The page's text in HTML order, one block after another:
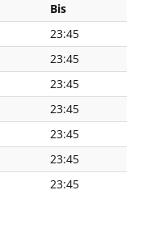
Bis
23:45
23:45
23:45
23:45
23:45
23:45
23:45